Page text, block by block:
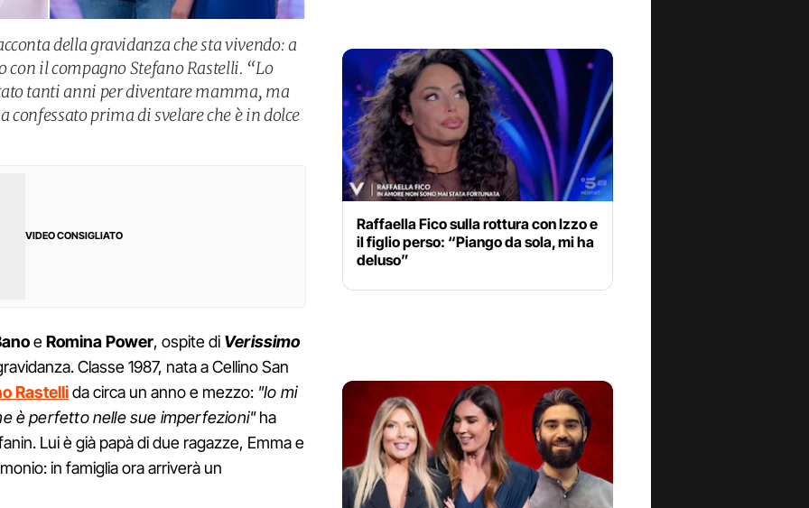
della gravidanza che sta vivendo: a
il compagno Stefano Rastelli. “Lo
tanti anni per diventare mamma, ma
confessato prima di svelare che è in dolce
VIDEO CONSIGLIATO
eRomina Power, ospite di Verissimo
Classe 1987, nata a Cellino San
Rastellida circa un anno e mezzo: "Io mi
è perfetto nelle sue imperfezioni"ha
Lui è già papà di due ragazze, Emma e
in famiglia ora arriverà un
Raffaella Fico sulla rottura con Izzo e
il figlio perso: “Piango da sola, mi ha
deluso”